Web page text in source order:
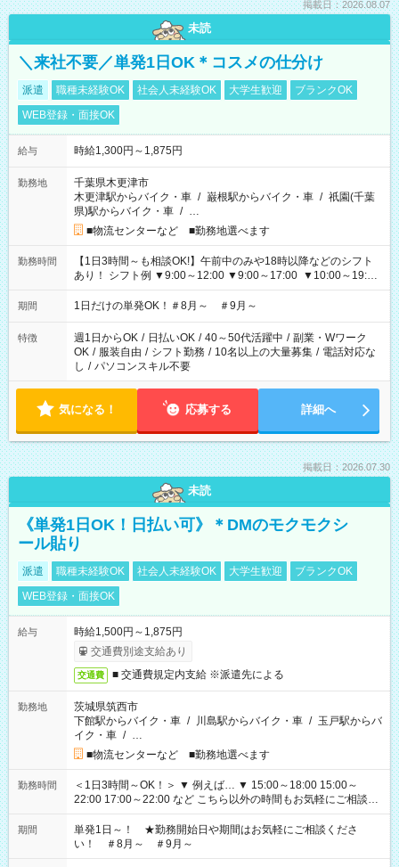
掲載日：2026.08.07
未読
＼来社不要／単発1日OK＊コスメの仕分け
派遣 職種未経験OK 社会人未経験OK 大学生歓迎
ブランクOK
WEB登録・面接OK
給与 時給1,300円～1,875円
勤務地
千葉県木更津市
木更津駅からバイク・車 / 巌根駅からバイク・車 / 祇園(千葉
県)駅からバイク・車 / …
■物流センターなど ■勤務地選べます
勤務時間
【1日3時間～も相談OK!】午前中のみや18時以降などのシフト
あり！ シフト例 ▼9:00～12:00 ▼9:00～17:00 ▼10:00～19:00
▼18:00～21:00
期間 1日だけの単発OK！＃8月～ ＃9月～
特徴 週1日からOK / 日払いOK / 40～50代活躍中 / 副業・Wワーク
OK / 服装自由 / シフト勤務 / 10名以上の大量募集 / 電話対応な
し / パソコンスキル不要
気になる！ 応募する 詳細へ
掲載日：2026.07.30
未読
《単発1日OK！日払い可》＊DMのモクモクシ
ール貼り
派遣 職種未経験OK 社会人未経験OK 大学生歓迎
ブランクOK
WEB登録・面接OK
給与
時給1,500円～1,875円
交通費別途支給あり
交通費 ■ 交通費規定内支給 ※派遣先による
勤務地
茨城県筑西市
下館駅からバイク・車 / 川島駅からバイク・車 / 玉戸駅からバ
イク・車 / …
■物流センターなど ■勤務地選べます
勤務時間
＜1日3時間～OK！＞ ▼ 例えば… ▼ 15:00～18:00 15:00～
22:00 17:00～22:00 など こちら以外の時間もお気軽にご相談く
ださい！
期間
単発1日～！ ★勤務開始日や期間はお気軽にご相談くださ
い！ ＃8月～ ＃9月～